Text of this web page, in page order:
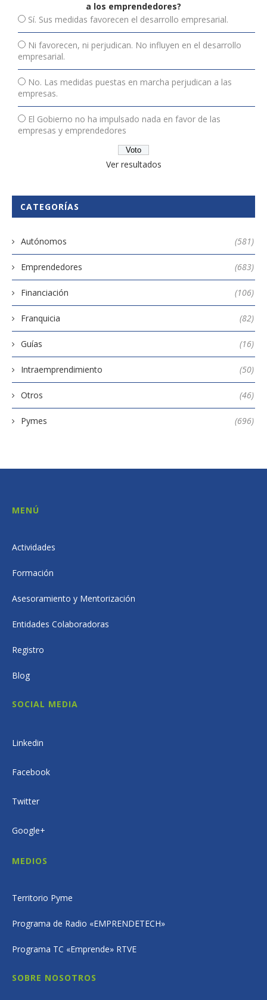
a los emprendedores?
Sí. Sus medidas favorecen el desarrollo empresarial.
Ni favorecen, ni perjudican. No influyen en el desarrollo
empresarial.
No. Las medidas puestas en marcha perjudican a las
empresas.
El Gobierno no ha impulsado nada en favor de las
empresas y emprendedores
Ver resultados
CATEGORÍAS
Autónomos (581)
Emprendedores (683)
Financiación (106)
Franquicia (82)
Guías (16)
Intraemprendimiento (50)
Otros (46)
Pymes (696)
MENÚ
Actividades
Formación
Asesoramiento y Mentorización
Entidades Colaboradoras
Registro
Blog
SOCIAL MEDIA
Linkedin
Facebook
Twitter
Google+
MEDIOS
Territorio Pyme
Programa de Radio «EMPRENDETECH»
Programa TC «Emprende» RTVE
SOBRE NOSOTROS